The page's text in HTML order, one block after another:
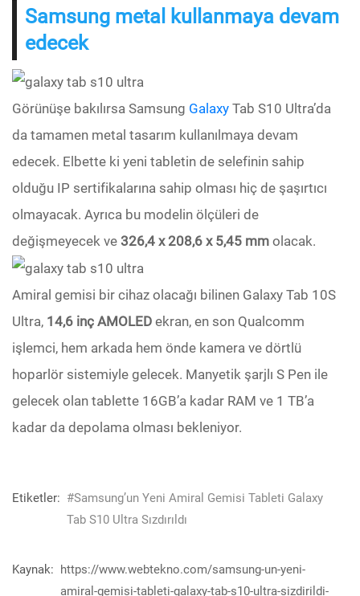
Samsung metal kullanmaya devam
edecek
Görünüşe bakılırsa Samsung Galaxy Tab S10 Ultra’da
da tamamen metal tasarım kullanılmaya devam
edecek. Elbette ki yeni tabletin de selefinin sahip
olduğu IP sertifikalarına sahip olması hiç de şaşırtıcı
olmayacak. Ayrıca bu modelin ölçüleri de
değişmeyecek ve 326,4 x 208,6 x 5,45 mm olacak.
Amiral gemisi bir cihaz olacağı bilinen Galaxy Tab 10S
Ultra, 14,6 inç AMOLED ekran, en son Qualcomm
işlemci, hem arkada hem önde kamera ve dörtlü
hoparlör sistemiyle gelecek. Manyetik şarjlı S Pen ile
gelecek olan tablette 16GB’a kadar RAM ve 1 TB’a
kadar da depolama olması bekleniyor.
Etiketler: #Samsung’un Yeni Amiral Gemisi Tableti Galaxy
Tab S10 Ultra Sızdırıldı
Kaynak: https://www.webtekno.com/samsung-un-yeni-
amiral-gemisi-tableti-galaxy-tab-s10-ultra-sizdirildi-